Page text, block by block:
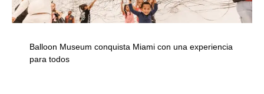
Balloon Museum conquista Miami con una experiencia
para todos